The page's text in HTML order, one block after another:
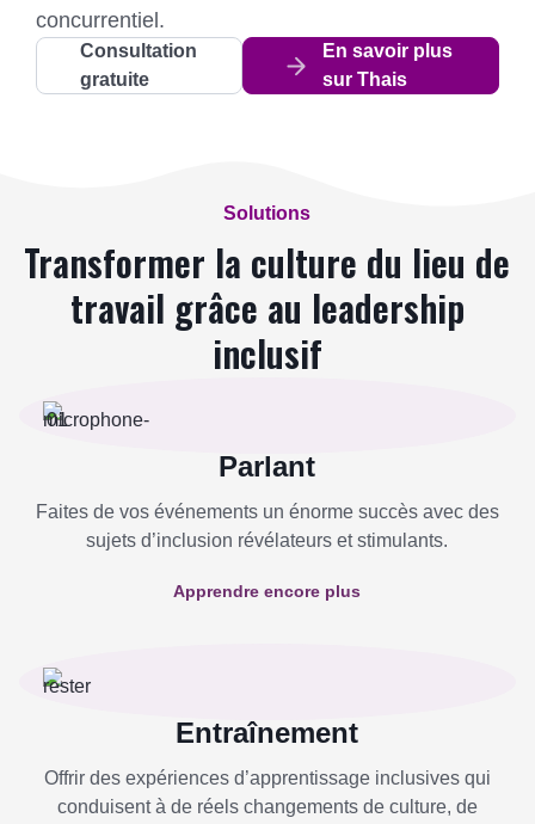
concurrentiel.
Consultation
gratuite
En savoir plus
sur Thais
Solutions
Transformer la culture du lieu de
travail grâce au leadership
inclusif
Parlant
Faites de vos événements un énorme succès avec des
sujets d’inclusion révélateurs et stimulants.
Apprendre encore plus
Entraînement
Offrir des expériences d’apprentissage inclusives qui
conduisent à de réels changements de culture, de